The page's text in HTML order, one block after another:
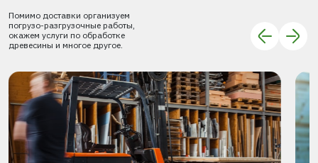
Помимо доставки организуем
погрузо-разгрузочные работы,
окажем услуги по обработке
древесины и многое другое.